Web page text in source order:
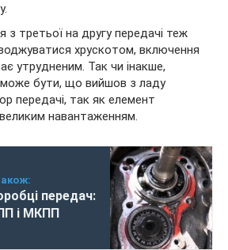
з третьої на другу передачі теж
хрускотом, включення
утрудненим. Так чи інакше,
бути, що вийшов з ладу
передачі, так як елемент
навантаженням.
передач:
і МКПП